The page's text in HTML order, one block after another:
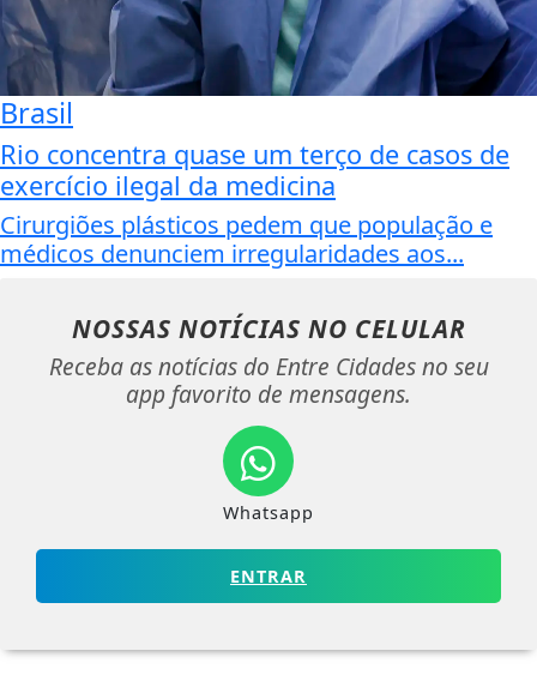
Brasil
Rio concentra quase um terço de casos de
exercício ilegal da medicina
Cirurgiões plásticos pedem que população e
médicos denunciem irregularidades aos...
NOSSAS NOTÍCIAS NO CELULAR
Receba as notícias do Entre Cidades no seu
app favorito de mensagens.
Whatsapp
ENTRAR